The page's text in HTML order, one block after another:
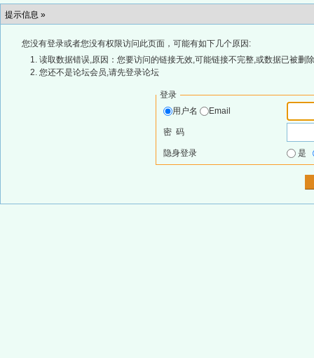
提示信息 »
您没有登录或者您没有权限访问此页面，可能有如下几个原因:
读取数据错误,原因：您要访问的链接无效,可能链接不完整,或数据已被删
您还不是论坛会员,请先登录论坛
登录
用户名
Email
密 码
隐身登录 是